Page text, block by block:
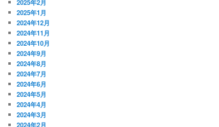
2025年2月
2025年1月
2024年12月
2024年11月
2024年10月
2024年9月
2024年8月
2024年7月
2024年6月
2024年5月
2024年4月
2024年3月
2024年2月